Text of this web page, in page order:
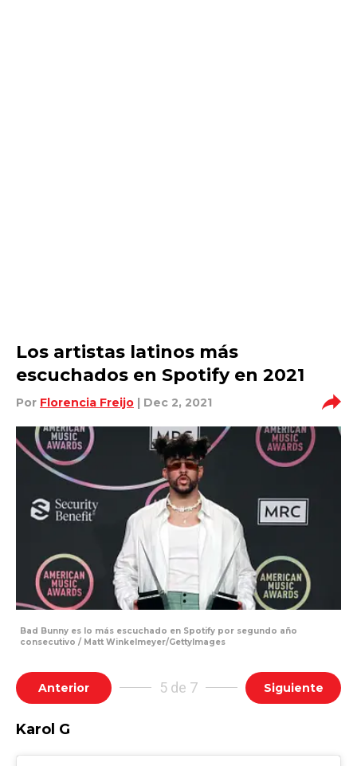
Los artistas latinos más
escuchados en Spotify en 2021
Por Florencia Freijo | Dec 2, 2021
Bad Bunny es lo más escuchado en Spotify por segundo año
consecutivo / Matt Winkelmeyer/GettyImages
Anterior 5 de 7 Siguiente
Karol G